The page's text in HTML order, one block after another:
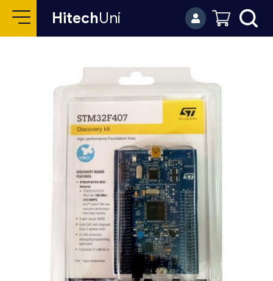
HitechUni